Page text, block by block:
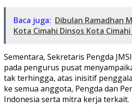
Baca juga: Dibulan Ramadhan
Kota Cimahi Dinsos Kota
Sementara, Sekretaris Pengda
pada pengurus pusat
tak terhingga, atas inisitif
ke semua anggota, Pengda dan
Indonesia serta mitra kerja terkait.